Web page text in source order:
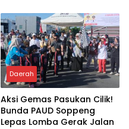
Daerah
Aksi Gemas Pasukan Cilik!
Bunda PAUD Soppeng
Lepas Lomba Gerak Jalan